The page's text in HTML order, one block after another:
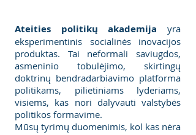
Ateities politikų akademija yra
eksperimentinis socialinės inovacijos
produktas. Tai neformali saviugdos,
asmeninio tobulėjimo, skirtingų
doktrinų bendradarbiavimo platforma
politikams, pilietiniams lyderiams,
visiems, kas nori dalyvauti valstybės
politikos formavime.
Mūsų tyrimų duomenimis, kol kas nėra